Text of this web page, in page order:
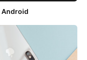
Android